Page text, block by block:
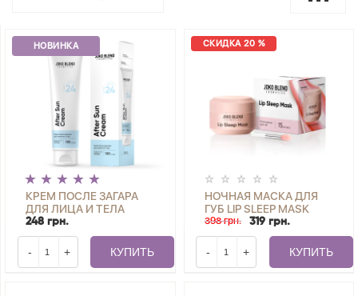
НОВИНКА
КРЕМ ПОСЛЕ ЗАГАРА
ДЛЯ ЛИЦА И ТЕЛА
JOKO BLEND 100 МЛ
248 грн.
- + КУПИТЬ
СКИДКА 20 %
НОЧНАЯ МАСКА ДЛЯ
ГУБ LIP SLEEP MASK
JOKO BLEND 15 МЛ
398 грн. 319 грн.
- + КУПИТЬ